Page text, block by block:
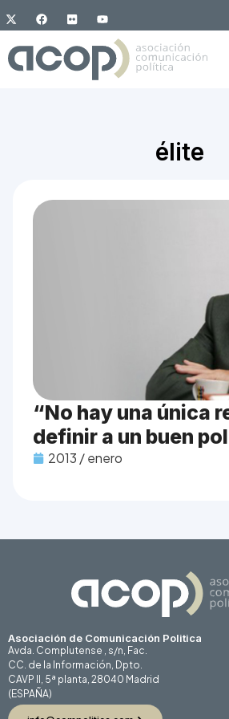
élite
“No hay una única
definir a un buen
2013 / enero
Asociación de Comunicación Politica
Avda. Complutense , s/n, Fac.
CC. de la Información, Dpto.
CAVP II, 5ª planta, 28040 Madrid
(ESPAÑA)